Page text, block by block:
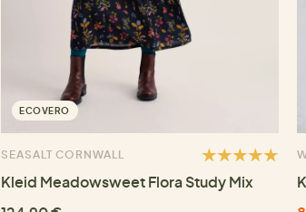
ECOVERO
SEASALT CORNWALL
Kleid Meadowsweet Flora Study Mix